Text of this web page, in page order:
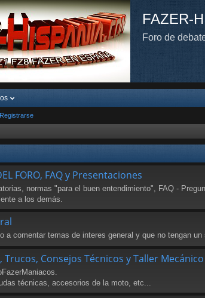
FAZER-
Foro de
Registrarse
FORO, FAQ y Presentaciones
normas "para el buen entendimiento", FAQ -
a los demás.
a comentar temas de interes general y que no tengan
Trucos, Consejos Técnicos y Taller Mecánico
técnicas, accesorios de la moto, etc...